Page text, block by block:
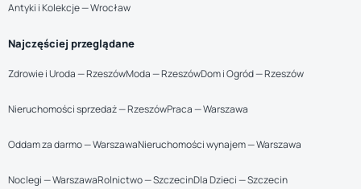
Antyki i Kolekcje — Wrocław
Najczęściej przeglądane
Zdrowie i Uroda — RzeszówModa — RzeszówDom i Ogród — Rzeszów
Nieruchomości sprzedaż — RzeszówPraca — Warszawa
Oddam za darmo — WarszawaNieruchomości wynajem — Warszawa
Noclegi — WarszawaRolnictwo — SzczecinDla Dzieci — Szczecin